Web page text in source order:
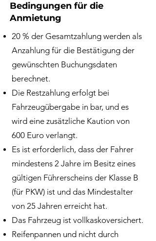
Bedingungen für die
Anmietung
20 % der Gesamtzahlung werden als
Anzahlung für die Bestätigung der
gewünschten Buchungsdaten
berechnet.
Die Restzahlung erfolgt bei
Fahrzeugübergabe in bar, und es
wird eine zusätzliche Kaution von
600 Euro verlangt.
Es ist erforderlich, dass der Fahrer
mindestens 2 Jahre im Besitz eines
gültigen Führerscheins der Klasse B
(für PKW) ist und das Mindestalter
von 25 Jahren erreicht hat.
Das Fahrzeug ist vollkaskoversichert.
Reifenpannen und nicht durch